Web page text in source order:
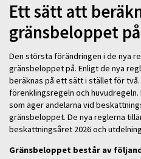
Ett sätt att
gränsbeloppet på
Den största förändringen i de nya
gränsbeloppet på. Enligt de nya
beräknas på ett sätt i stället för
förenklingsregeln och
som äger andelarna vid
gränsbeloppet. De nya reglerna
beskattningsåret 2026 och
Gränsbeloppet består av